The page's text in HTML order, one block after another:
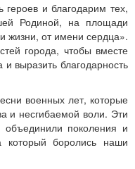
и благодарим тех,
Родиной, на площади
жизни, от имени сердца».
города, чтобы вместе
выразить благодарность
военных лет, которые
и несгибаемой воли. Эти
поколения и
боролись наши